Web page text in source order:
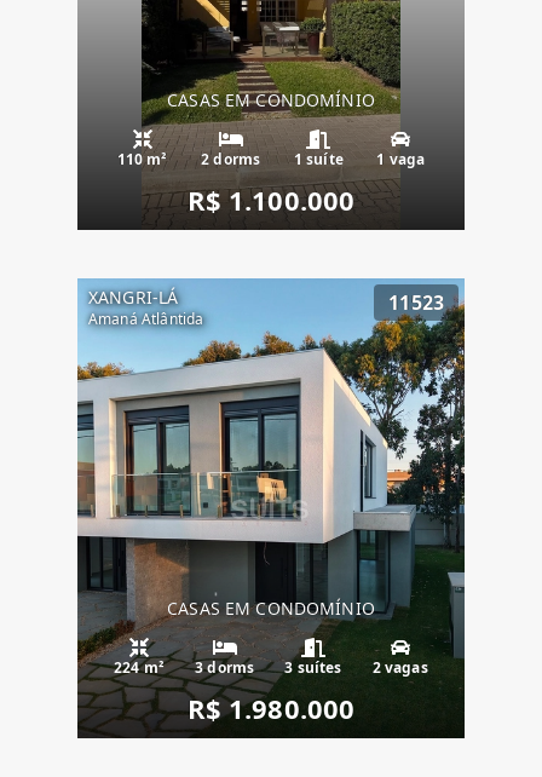
CASAS EM CONDOMÍNIO
110 m² 2 dorms 1 suíte 1 vaga
R$ 1.100.000
XANGRI-LÁ
Amaná Atlântida
11523
CASAS EM CONDOMÍNIO
224 m² 3 dorms 3 suítes 2 vagas
R$ 1.980.000